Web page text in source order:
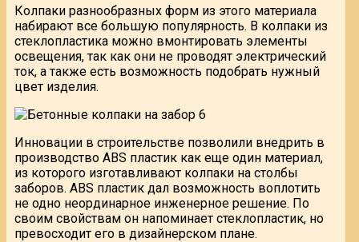
Колпаки разнообразных форм из этого материала
набирают все большую популярность. В колпаки из
стеклопластика можно вмонтировать элементы
освещения, так как они не проводят электрический
ток, а также есть возможность подобрать нужный
цвет изделия.
Инновации в строительстве позволили внедрить в
производство ABS пластик как еще один материал,
из которого изготавливают колпаки на столбы
заборов. АВS пластик дал возможность воплотить
не одно неординарное инженерное решение. По
своим свойствам он напоминает стеклопластик, но
превосходит его в дизайнерском плане.